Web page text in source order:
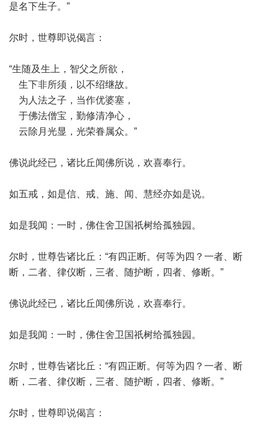
是名下生子。”
尔时，世尊即说偈言：
“生随及生上，智父之所欲，
生下非所须，以不绍继故。
为人法之子，当作优婆塞，
于佛法僧宝，勤修清净心，
云除月光显，光荣眷属众。”
佛说此经已，诸比丘闻佛所说，欢喜奉行。
如五戒，如是信、戒、施、闻、慧经亦如是说。
如是我闻：一时，佛住舍卫国祇树给孤独园。
尔时，世尊告诸比丘：“有四正断。何等为四？一者、断
断，二者、律仪断，三者、随护断，四者、修断。”
佛说此经已，诸比丘闻佛所说，欢喜奉行。
如是我闻：一时，佛住舍卫国祇树给孤独园。
尔时，世尊告诸比丘：“有四正断。何等为四？一者、断
断，二者、律仪断，三者、随护断，四者、修断。”
尔时，世尊即说偈言：